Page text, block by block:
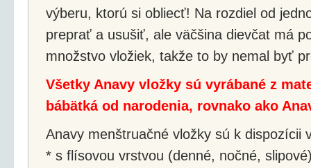
výberu, ktorú si obliecť! Na rozdiel od
preprať a usušiť, ale väčšina dievčat má
množstvo vložiek, takže to by nemal byť
Všetky Anavy vložky sú vyrábané z
bábätká od narodenia, rovnako ako
Anavy menštruačné vložky sú k dispozícii
* s flísovou vrstvou (denné, nočné,